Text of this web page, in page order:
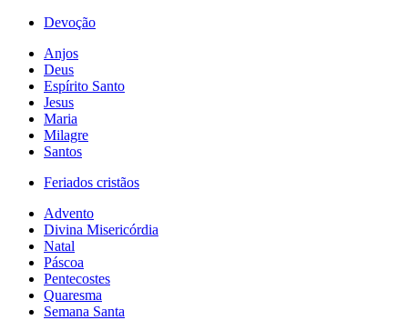
Devoção
Anjos
Deus
Espírito Santo
Jesus
Maria
Milagre
Santos
Feriados cristãos
Advento
Divina Misericórdia
Natal
Páscoa
Pentecostes
Quaresma
Semana Santa